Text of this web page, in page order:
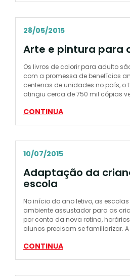
28/05/2015
Arte e pintura para
Os livros de colorir para adulto
com a promessa de benefícios
centenas de unidades no país, o
atingiu cerca de 750 mil cópias
CONTINUA
10/07/2015
Adaptação da
escola
No início do ano letivo, as
ambiente assustador para as
por conta da nova rotina,
alunos precisam se familiarizar. A
CONTINUA